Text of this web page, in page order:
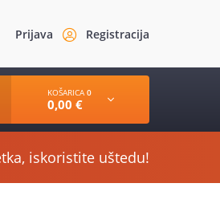
Prijava Registracija
KOŠARICA 0
0,00 €
iskoristite uštedu!